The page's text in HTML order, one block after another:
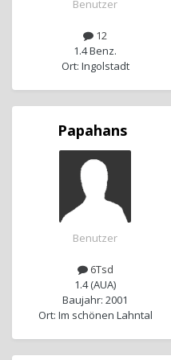
Benutzer
12
1.4 Benz.
Ort: Ingolstadt
Papahans
Benutzer
6Tsd
1.4 (AUA)
Baujahr: 2001
Ort: Im schönen Lahntal